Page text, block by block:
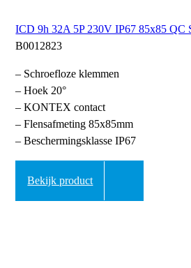
ICD 9h 32A 5P 230V IP67 85x85 QC
B0012823
– Schroefloze klemmen
– Hoek 20°
– KONTEX contact
– Flensafmeting 85x85mm
– Beschermingsklasse IP67
Bekijk product